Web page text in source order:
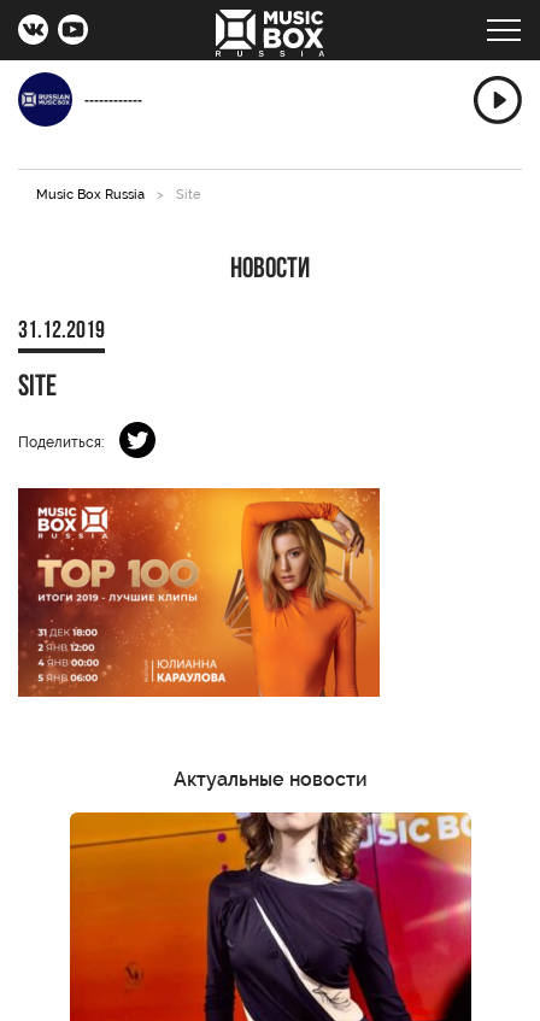
------------
Music Box Russia > Site
Новости
31.12.2019
Site
Поделиться:
Актуальные новости